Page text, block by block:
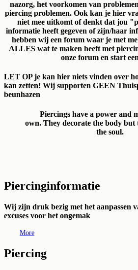
nazorg, het voorkomen van
piercing problemen. Ook kan je hier
niet mee uitkomt of denkt dat jou
informatie heeft gegeven of zijn/haar
hebben wij een forum waar je met
ALLES wat te maken heeft met
onze forum en start
LET OP je kan hier niets vinden over
kan zetten! Wij supporten GEEN
beunhazen
Piercings have a power and
own. They decorate the body but
the soul.
Piercinginformatie
Wij zijn druk bezig met het aanpassen
excuses voor het ongemak
More
Piercing